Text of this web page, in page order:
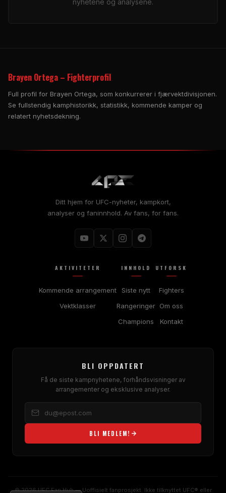
Brayen Ortega – Fighterprofil
Full profil for Brayen Ortega, som konkurrerer i fjærvektdivisjonen.
Se fullstendig kamphistorikk, statistikk, kommende kamper og
relatert nyhetsdekning.
Ditt hjem for UFC-nyheter, kampkort,
analyser og faninnhold. Av fans, for fans.
AKTIVITETER
Kommende arrangement
Vektklasser
INNHOLD
Siste nytt
Rangeringer
Champions
UTFORSK
Fighters
Om oss
Kontakt
BLI OPPDATERT
Få de siste kampnyhetene, forhåndsvisninger av
arrangementer og eksklusive analyser.
BLI MEDLEM!
© 2026 UFC Fan Hub — Uoffisielt fanprosjekt. Ikke tilknyttet UFC® eller